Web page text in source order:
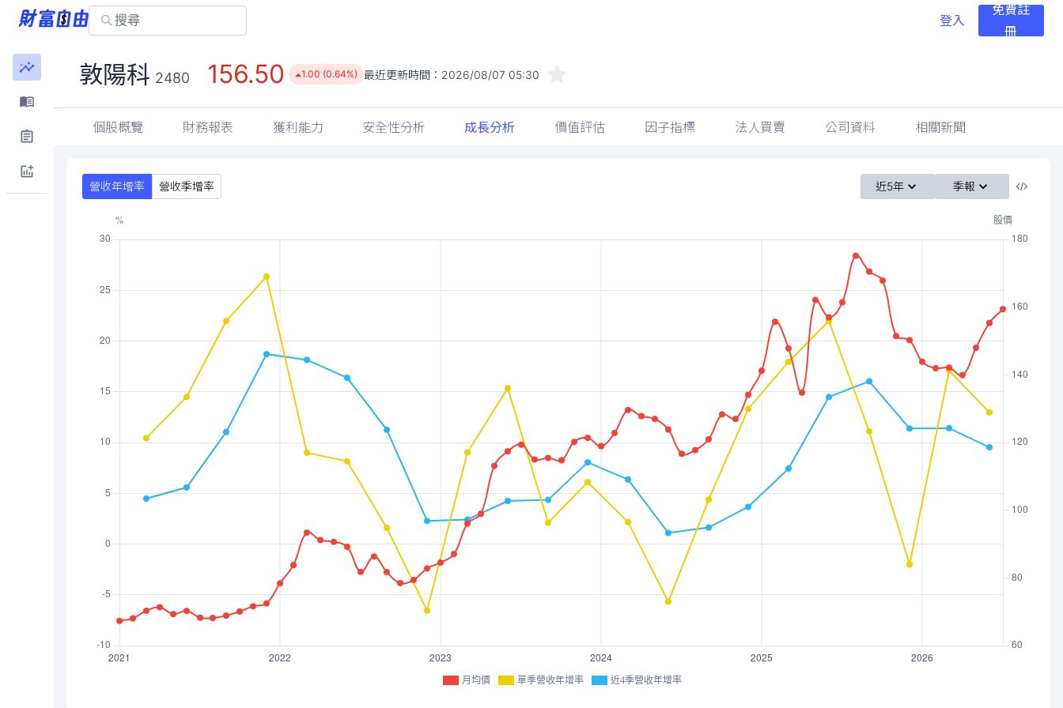
登入
免費註
冊
敦陽科 2480 156.50 1.00 (0.64%) 最近更新時間： 2026/08/07 05:30
個股概覽 財務報表 獲利能力 安全性分析 成長分析 價值評估 因子指標 法人買賣 公司資料 相關新聞
營收年增率 營收季增率 近5年 季報
月均價 單季營收年增率 近4季營收年增率